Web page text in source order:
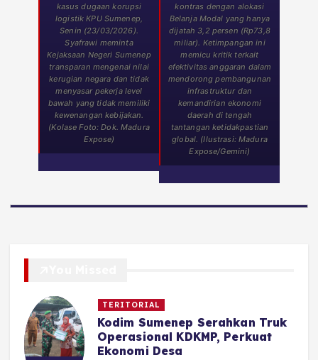
kasus dugaan korupsi
logistik KPU Sumenep,
Senin (23/03/2026).
Syafrawi meminta
Kejaksaan Negeri Sumenep
transparan mengenai nilai
kerugian negara dan tidak
menyasar pekerja level
bawah yang tidak memiliki
kewenangan kebijakan.
(Kolase Foto: Dok. Madura
Expose)
kontras dengan alokasi
Belanja Modal yang hanya
dijatah 3,2 persen (Rp73,8
miliar). Ketimpangan ini
memicu kritik terkait
efektivitas anggaran dalam
mendorong pembangunan
infrastruktur dan
kemandirian ekonomi
daerah di tengah
tantangan ketidakpastian
global. (Ilustrasi: Madura
Expose/Gemini)
TERITORIAL
Kodim Sumenep Serahkan Truk
Operasional KDKMP, Perkuat
Ekonomi Desa